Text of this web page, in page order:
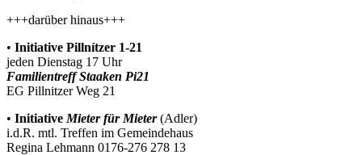
+++darüber hinaus+++
• Initiative Pillnítzer 1-21
jeden Dienstag 17 Uhr
Familientreff Staaken Pi21
EG Pillnitzer Weg 21
• Initiative Mieter für Mieter(Adler)
i.d.R. mtl. Treffen im Gemeindehaus
Regina Lehmann 0176-276 278 13